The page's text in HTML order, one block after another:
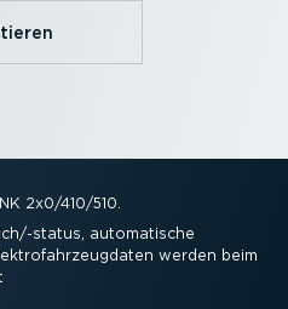
2x0/410/510.
status, automa­tische
werden beim